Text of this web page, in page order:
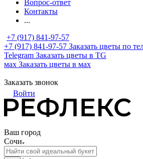
Вопрос-ответ
Контакты
...
+7 (917) 841-97-57
+7 (917) 841-97-57 Заказать цветы по
Telegram Заказать цветы в TG
мах Заказать цветы в мах
Заказать звонок
Войти
Ваш город
Сочи